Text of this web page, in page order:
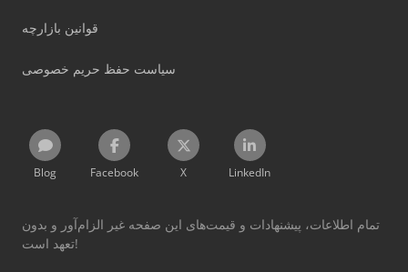
قوانین بازارچه
سیاست حفظ حریم خصوصی
Blog Facebook X LinkedIn
تمام اطلاعات، پیشنهادات و قیمت‌های این صفحه غیر الزام‌آور و بدون
تعهد است!